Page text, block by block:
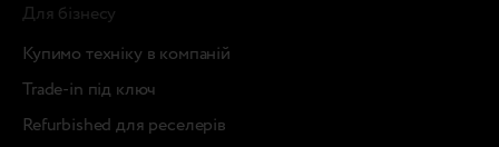
Для бізнесу
Купимо техніку в компаній
Trade-in під ключ
Refurbished для реселерів